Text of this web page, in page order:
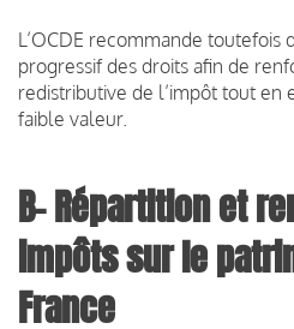
L’OCDE recommande toutefois
progressif des droits afin de
redistributive de l’impôt tout en
faible valeur.
B- Répartition et
impôts sur le
France